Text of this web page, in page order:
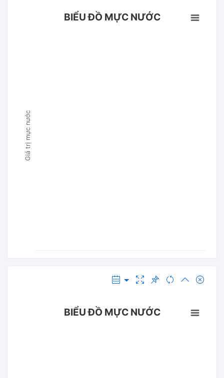
Giá trị mực nước
BIỂU ĐỒ MỰC NƯỚC
BIỂU ĐỒ MỰC NƯỚC